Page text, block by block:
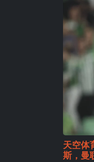
天空体
斯，曼